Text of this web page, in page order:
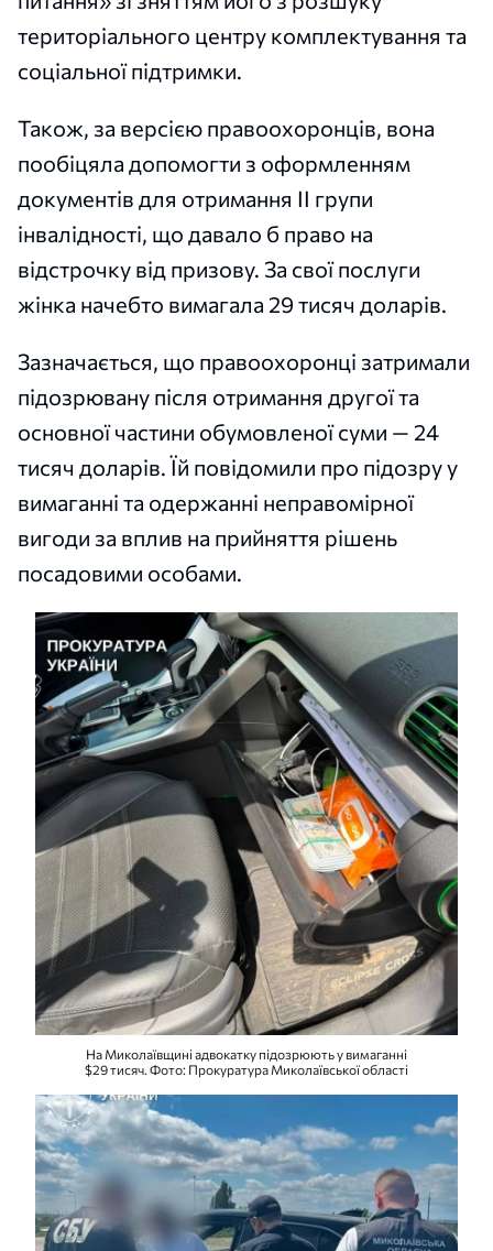
територіального центру комплектування та
соціальної підтримки.
Також, за версією правоохоронців, вона
пообіцяла допомогти з оформленням
документів для отримання II групи
інвалідності, що давало б право на
відстрочку від призову. За свої послуги
жінка начебто вимагала 29 тисяч доларів.
Зазначається, що правоохоронці затримали
підозрювану після отримання другої та
основної частини обумовленої суми — 24
тисяч доларів. Їй повідомили про підозру у
вимаганні та одержанні неправомірної
вигоди за вплив на прийняття рішень
посадовими особами.
На Миколаївщині адвокатку підозрюють у вимаганні
$29 тисяч. Фото: Прокуратура Миколаївської області